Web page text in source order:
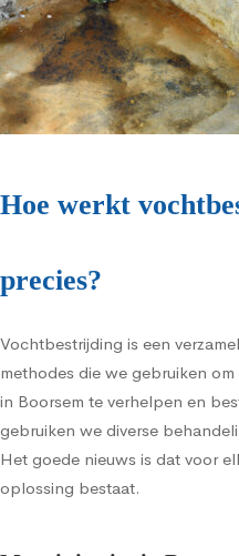
Hoe werkt
precies?
Vochtbestrijding is een
methodes die we gebruiken
in Boorsem te verhelpen en
gebruiken we diverse
Het goede nieuws is dat voor
oplossing bestaat.